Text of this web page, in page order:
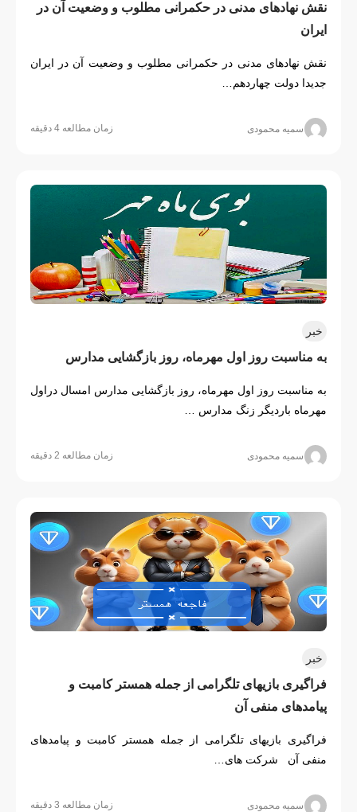
نقش نهادهای مدنی در حکمرانی مطلوب و وضعیت آن در
ایران
نقش نهادهای مدنی در حکمرانی مطلوب و وضعیت آن در ایران
جدیدا دولت چهاردهم…
سمیه محمودی زمان مطالعه 4 دقیقه
خبر
به مناسبت روز اول مهرماه، روز بازگشایی مدارس
به مناسبت روز اول مهرماه، روز بازگشایی مدارس امسال دراول
مهرماه باردیگر زنگ مدارس …
سمیه محمودی زمان مطالعه 2 دقیقه
خبر
فراگیری بازیهای تلگرامی از جملە همستر کامبت و
پیامدهای منفی آن
فراگیری بازیهای تلگرامی از جملە همستر کامبت و پیامدهای
منفی آن شرکت های…
سمیه محمودی زمان مطالعه 3 دقیقه